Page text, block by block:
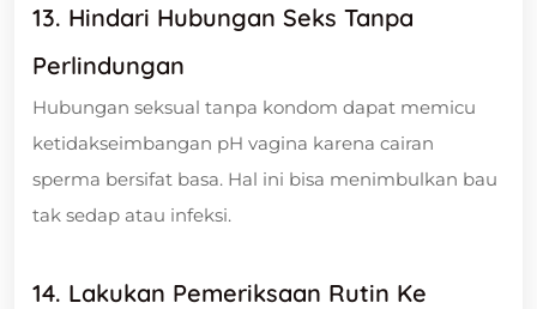
13. Hindari Hubungan Seks Tanpa
Perlindungan
Hubungan seksual tanpa kondom dapat memicu
ketidakseimbangan pH vagina karena cairan
sperma bersifat basa. Hal ini bisa menimbulkan bau
tak sedap atau infeksi.
14. Lakukan Pemeriksaan Rutin Ke